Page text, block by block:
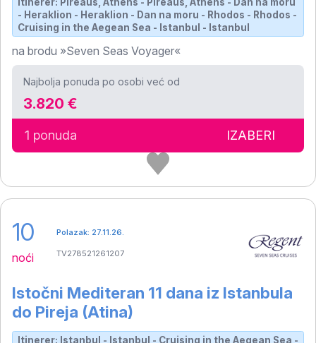
- Heraklion - Heraklion - Dan na moru - Rhodos - Rhodos -
Cruising in the Aegean Sea - Istanbul - Istanbul
na brodu »Seven Seas Voyager«
Najbolja ponuda po osobi već od
3.820 €
1 ponuda IZABERI
10
noći
Istočni Mediteran 11 dana iz Istanbula
do Pireja (Atina)
Itinerer: Istanbul - Istanbul - Cruising in the Aegean Sea -
Polazak: 27.11.26.
TV278521261207